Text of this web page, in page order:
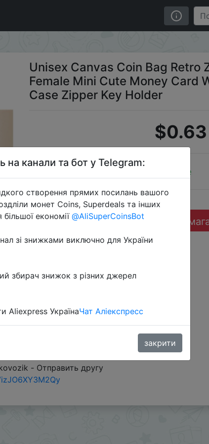
Mini Cute Money Card Wallet Earphone Bag
Unisex Canvas Coin Bag Retro
Female Mini Cute Money Card
Case Zipper Key Holder
$0.63
Sale
Перейти до
- Отправить другу
на канали та бот у Telegram:
створення прямих посилань вашого
монет Coins, Superdeals та інших
більшої економії @AliSuperCoinsBot
зі знижками виключно для України
збирач знижок з різних джерел
Aliexpress УкраїнаЧат Аліекспресс
закрити